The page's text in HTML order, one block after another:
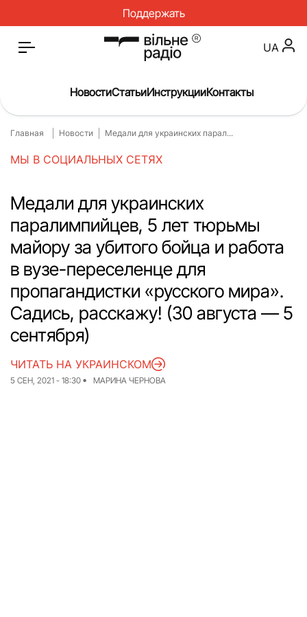
Поддержать
Главная
Новости
О нас
Инструкции
Спорт
Интервью
Досье
Репортаж
Блог
Проекты
Спецпроекты
Архив проектов
Команда
Редакционная
политика
UA
НовостиСтатьиИнструкцииКонтакты
Главная Новости Медали для украинских парал...
МЫ В СОЦИАЛЬНЫХ СЕТЯХ
Медали для украинских
паралимпийцев, 5 лет тюрьмы
майору за убитого бойца и работа
в вузе-переселенце для
пропагандистки «русского мира».
Садись, расскажу! (30 августа — 5
сентября)
5 СЕН, 2021 - 18:30 МАРИНА ЧЕРНОВА
ЧИТАТЬ НА УКРАИНСКОМ